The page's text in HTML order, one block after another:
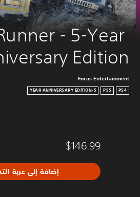
- 5-Year
Edition
Focus Entertainment
PS4
PS5
5-YEAR ANNIVERSARY EDITION
$146.99
إضافة إلى عربة